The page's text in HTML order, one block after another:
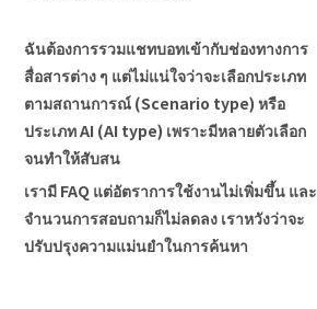
ฉันต้องการรวมแชทบอทเข้ากับช่องทางการ
สื่อสารต่าง ๆ แต่ไม่แน่ใจว่าจะเลือกประเภท
ตามสถานการณ์ (Scenario type) หรือ
ประเภท AI (AI type) เพราะมีหลายตัวเลือก
จนทำให้สับสน
เรามี FAQ แต่อัตราการใช้งานไม่เพิ่มขึ้น และ
จำนวนการสอบถามก็ไม่ลดลง เราหวังว่าจะ
ปรับปรุงความแม่นยำในการค้นหา